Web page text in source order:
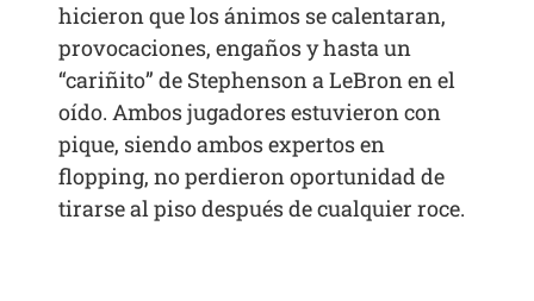
hicieron que los ánimos se calentaran,
provocaciones, engaños y hasta un
“cariñito” de Stephenson a LeBron en el
oído. Ambos jugadores estuvieron con
pique, siendo ambos expertos en
flopping, no perdieron oportunidad de
tirarse al piso después de cualquier roce.